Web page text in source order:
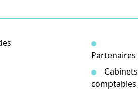
Partenaires
Cabinets
comptables